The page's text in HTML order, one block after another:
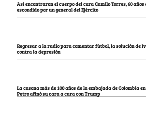
Así encontraron el cuerpo del cura Camilo Torres, 60 años
escondido por un general del Ejército
Regresar a la radio para comentar fútbol, la solución de
contra la depresión
La casona más de 100 años de la embajada de Colombia
Petro afinó su cara a cara con Trump